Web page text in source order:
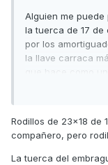
Alguien me
la tuerca de 17 de
por los
la llave carraca
que hace como
rosca normal
Rodillos de 23x18 de
compañero, pero
La tuerca del